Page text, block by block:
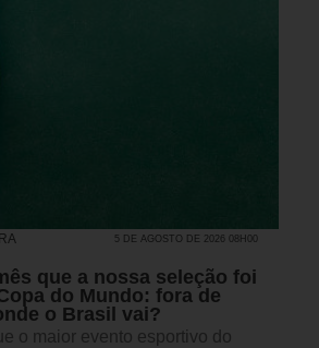
5 DE AGOSTO DE 2026 08H00
que a nossa seleção foi
do Mundo: fora de
o Brasil vai?
o maior evento esportivo do